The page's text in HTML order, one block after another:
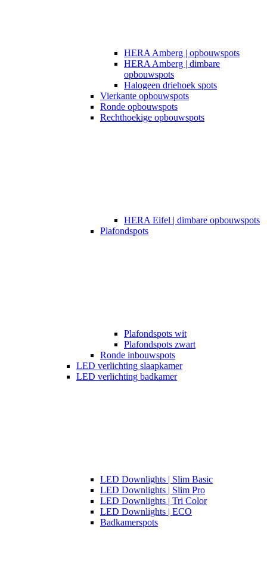
HERA Amberg | opbouwspots
HERA Amberg | dimbare
opbouwspots
Halogeen driehoek spots
Vierkante opbouwspots
Ronde opbouwspots
Rechthoekige opbouwspots
HERA Eifel | dimbare opbouwspots
Plafondspots
Plafondspots wit
Plafondspots zwart
Ronde inbouwspots
LED verlichting slaapkamer
LED verlichting badkamer
LED Downlights | Slim Basic
LED Downlights | Slim Pro
LED Downlights | Tri Color
LED Downlights | ECO
Badkamerspots